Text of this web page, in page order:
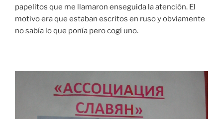
papelitos que me llamaron enseguida la atención. El
motivo era que estaban escritos en ruso y obviamente
no sabía lo que ponía pero cogí uno.